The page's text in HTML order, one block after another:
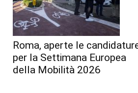
Roma, aperte le
per la Settimana Europea
della Mobilità 2026